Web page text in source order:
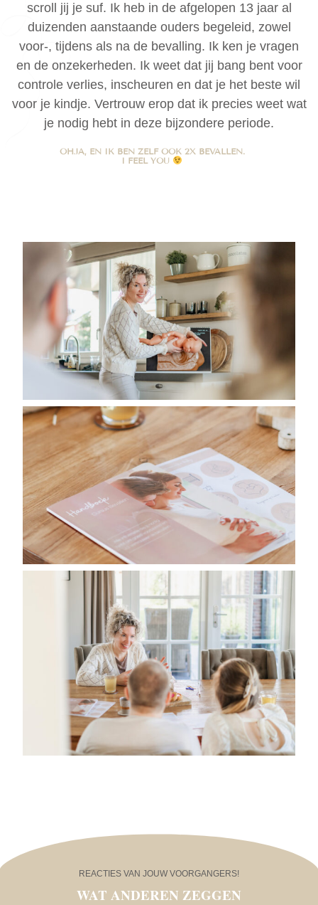
scroll jij je suf. Ik heb in de afgelopen 13 jaar al
duizenden aanstaande ouders begeleid, zowel
voor-, tijdens als na de bevalling. Ik ken je vragen
en de onzekerheden. Ik weet dat jij bang bent voor
controle verlies, inscheuren en dat je het beste wil
voor je kindje. Vertrouw erop dat ik precies weet wat
je nodig hebt in deze bijzondere periode.
OHJA, EN IK BEN ZELF OOK 2X BEVALLEN.
I FEEL YOU
REACTIES VAN JOUW VOORGANGERS!
WAT ANDEREN ZEGGEN